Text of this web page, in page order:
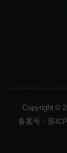
Copyright ©
备案号：苏